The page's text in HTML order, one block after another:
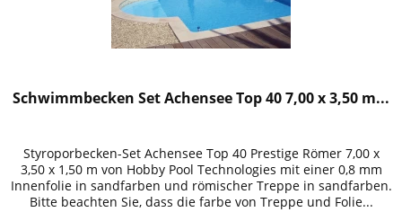
Schwimmbecken Set Achensee Top 40 7,00 x 3,50 m...
Styroporbecken-Set Achensee Top 40 Prestige Römer 7,00 x
3,50 x 1,50 m von Hobby Pool Technologies mit einer 0,8 mm
Innenfolie in sandfarben und römischer Treppe in sandfarben.
Bitte beachten Sie, dass die farbe von Treppe und Folie...